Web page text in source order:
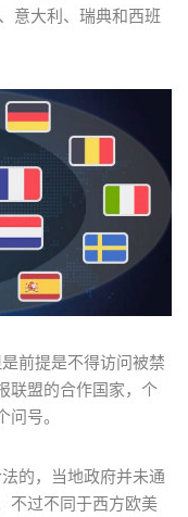
意大利、瑞典和西班
前提是不得访问被禁
联盟的合作国家，个
号。
的，当地政府并未通
不过不同于西方欧美